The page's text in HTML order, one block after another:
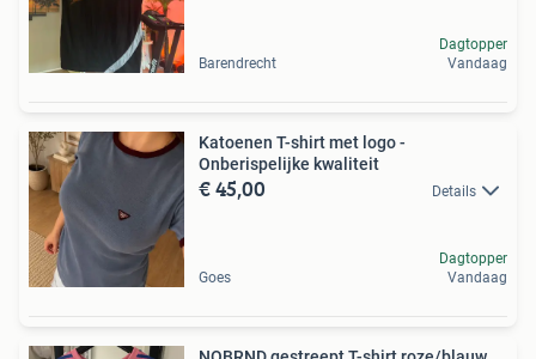
Barendrecht
Dagtopper
Vandaag
Katoenen T-shirt met logo -
Onberispelijke kwaliteit
€ 45,00 Details
Goes
Dagtopper
Vandaag